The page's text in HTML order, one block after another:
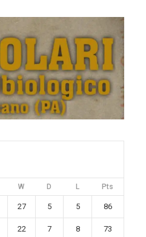
W D L Pts
27 5 5 86
22 7 8 73